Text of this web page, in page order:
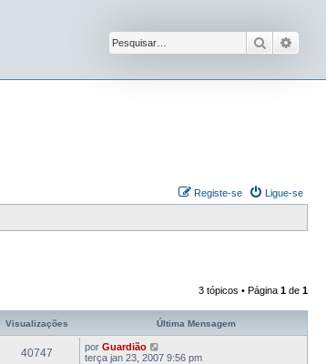
Pesquisar
Ligue-se
Registe-se
3 tópicos • Página 1 de 1
Visualizações Última Mensagem
40747 por Guardião
terça jan 23, 2007 9:56 pm